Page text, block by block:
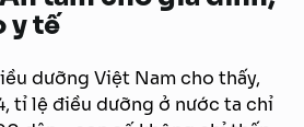
y tế
dưỡng Việt Nam cho thấy,
tỉ lệ điều dưỡng ở nước ta chỉ